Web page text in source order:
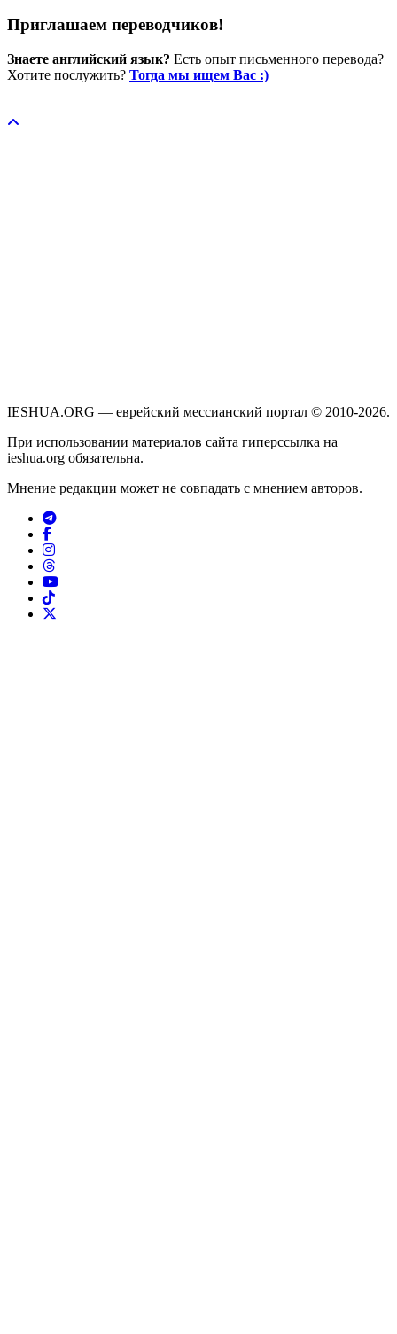
Приглашаем переводчиков!
Знаете английский язык? Есть опыт письменного перевода?
Хотите послужить? Тогда мы ищем Вас :)
IESHUA.ORG — еврейский мессианский портал © 2010-2026.
При использовании материалов сайта гиперссылка на
ieshua.org обязательна.
Мнение редакции может не совпадать с мнением авторов.